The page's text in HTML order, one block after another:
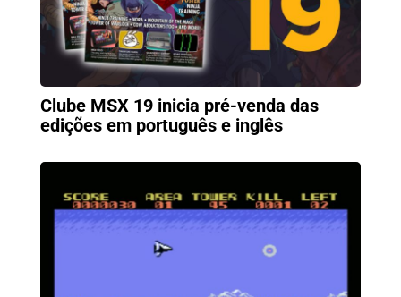
Clube MSX 19 inicia pré-venda das
edições em português e inglês